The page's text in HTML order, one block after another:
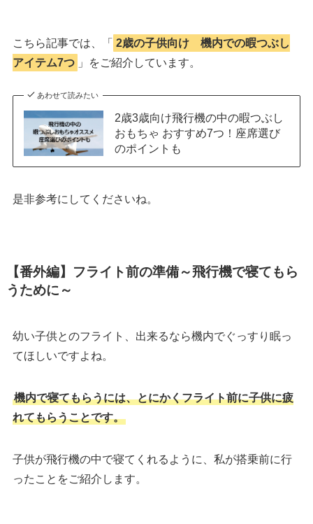
こちら記事では、「 2歳の子供向け 機内での暇つぶし
アイテム7つ 」をご紹介しています。
あわせて読みたい
2歳3歳向け飛行機の中の暇つぶし
おもちゃ おすすめ7つ！座席選び
のポイントも
是非参考にしてくださいね。
【番外編】フライト前の準備～飛行機で寝てもら
うために～
幼い子供とのフライト、出来るなら機内でぐっすり眠っ
てほしいですよね。
機内で寝てもらうには、とにかくフライト前に子供に疲
れてもらうことです。
子供が飛行機の中で寝てくれるように、私が搭乗前に行
ったことをご紹介します。